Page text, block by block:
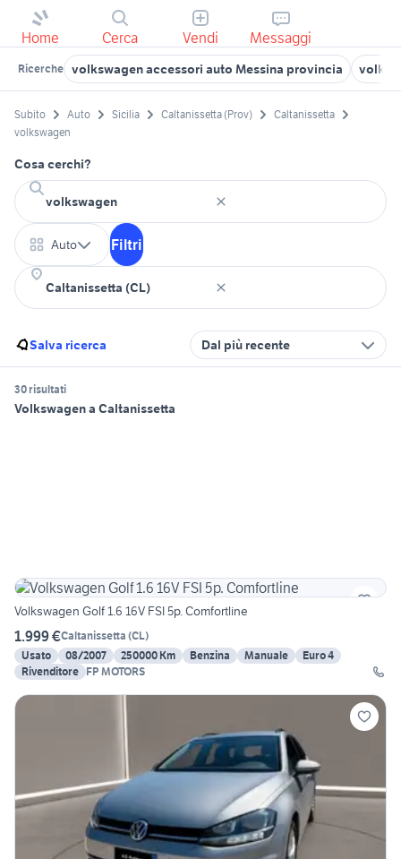
Home Cerca Vendi Messaggi
Ricerche volkswagen accessori auto Messina provincia
Subito Auto Sicilia Caltanissetta (Prov)
Caltanissetta
volkswagen
Cosa cerchi?
Auto Filtri
Salva ricerca Dal più recente
30 risultati
Volkswagen a Caltanissetta
Volkswagen Golf 1.6 16V FSI 5p. Comfortline
1.999 €Caltanissetta (CL)
Usato
08/2007 250000 Km Benzina Manuale
Euro 4
Rivenditore FP MOTORS